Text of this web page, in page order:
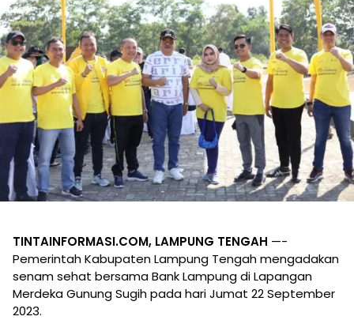
TINTAINFORMASI.COM, LAMPUNG TENGAH —-
Pemerintah Kabupaten Lampung Tengah mengadakan
senam sehat bersama Bank Lampung di Lapangan
Merdeka Gunung Sugih pada hari Jumat 22 September
2023.